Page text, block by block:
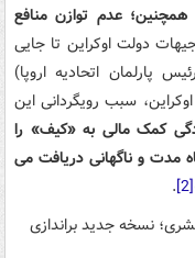
همچنین؛ عدم توازن منافع
دولت اوکراین تا جایی
پارلمان اتحادیه اروپا)
سبب رویگردانی این
کمک مالی به «کیف» را
مدت و ناگهانی دریافت می
[2]
.